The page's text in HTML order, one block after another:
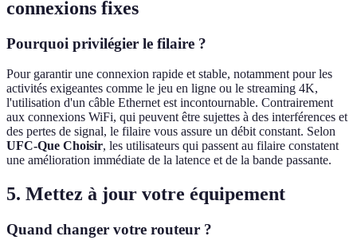
connexions fixes
Pourquoi privilégier le filaire ?
Pour garantir une connexion rapide et stable, notamment pour les
activités exigeantes comme le jeu en ligne ou le streaming 4K,
l'utilisation d'un câble Ethernet est incontournable. Contrairement
aux connexions WiFi, qui peuvent être sujettes à des interférences et
des pertes de signal, le filaire vous assure un débit constant. Selon
UFC-Que Choisir, les utilisateurs qui passent au filaire constatent
une amélioration immédiate de la latence et de la bande passante.
5. Mettez à jour votre équipement
Quand changer votre routeur ?